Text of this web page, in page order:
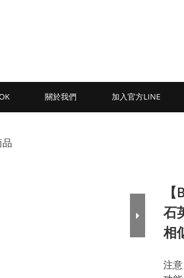
關於我們 加入官方LINE
石
相
注